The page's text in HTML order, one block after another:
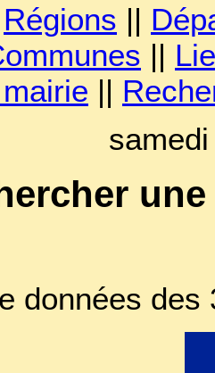
Régions ||
||
||
données